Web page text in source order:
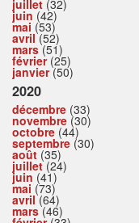
juillet(32)
juin (42)
mai (53)
avril(52)
mars(51)
février(25)
janvier(50)
2020
décembre (33)
novembre (30)
octobre (44)
septembre (30)
août (35)
juillet(24)
juin (41)
mai (73)
avril(64)
mars(46)